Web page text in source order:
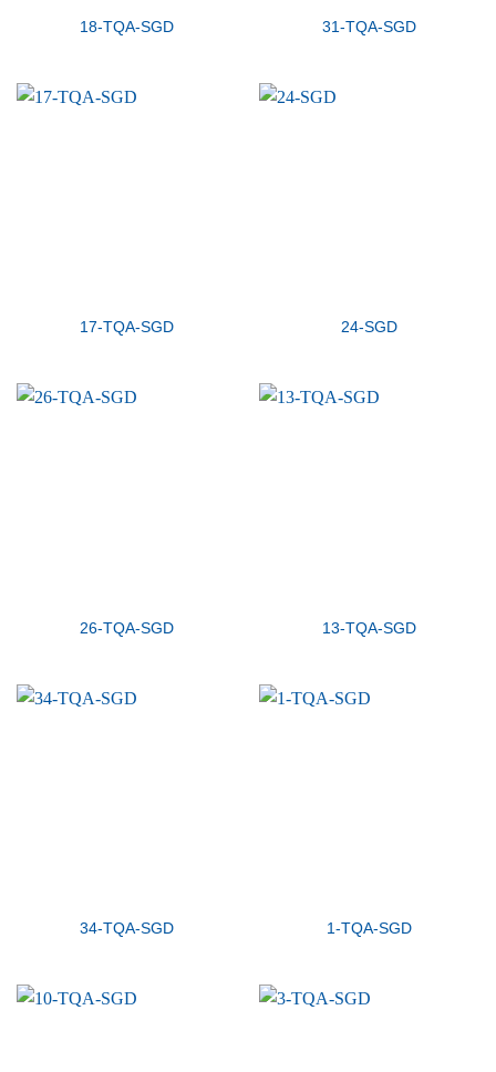
18-TQA-SGD 31-TQA-SGD
17-TQA-SGD 24-SGD
26-TQA-SGD 13-TQA-SGD
34-TQA-SGD 1-TQA-SGD